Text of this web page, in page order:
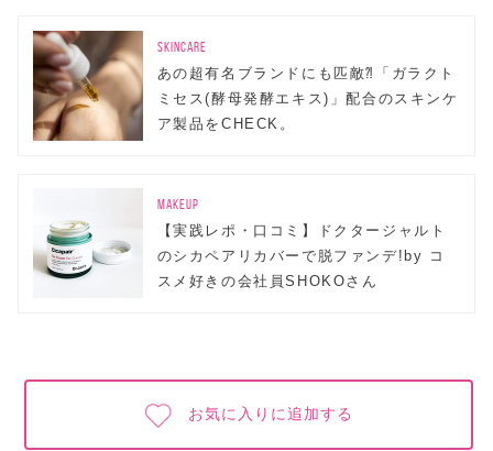
SKINCARE
あの超有名ブランドにも匹敵⁈「ガラクト
ミセス(酵母発酵エキス)」配合のスキンケ
ア製品をCHECK。
MAKEUP
【実践レポ・口コミ】ドクタージャルト
のシカペアリカバーで脱ファンデ!by コ
スメ好きの会社員SHOKOさん
お気に入りに追加する